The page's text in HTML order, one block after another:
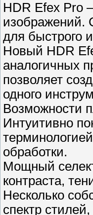
HDR Efex Pro
изображений.
для быстрого
Новый HDR
аналогичных
позволяет
одного
Возможности
Интуитивно
обработки.
Мощный
контраста,
Несколько
спектр